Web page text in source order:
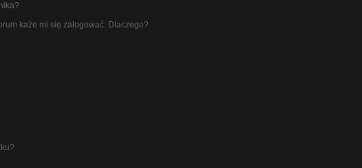
każe mi się zalogować. Dlaczego?